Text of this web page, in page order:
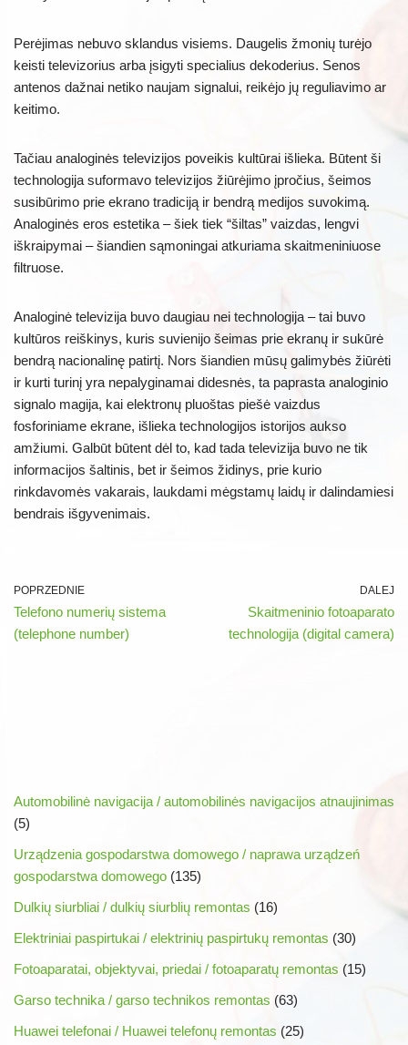
Perėjimas nebuvo sklandus visiems. Daugelis žmonių turėjo
keisti televizorius arba įsigyti specialius dekoderius. Senos
antenos dažnai netiko naujam signalui, reikėjo jų reguliavimo ar
keitimo.
Tačiau analoginės televizijos poveikis kultūrai išlieka. Būtent ši
technologija suformavo televizijos žiūrėjimo įpročius, šeimos
susibūrimo prie ekrano tradiciją ir bendrą medijos suvokimą.
Analoginės eros estetika – šiek tiek “šiltas” vaizdas, lengvi
iškraipymai – šiandien sąmoningai atkuriama skaitmeniniuose
filtruose.
Analoginė televizija buvo daugiau nei technologija – tai buvo
kultūros reiškinys, kuris suvienijo šeimas prie ekranų ir sukūrė
bendrą nacionalinę patirtį. Nors šiandien mūsų galimybės žiūrėti
ir kurti turinį yra nepalyginamai didesnės, ta paprasta analoginio
signalo magija, kai elektronų pluoštas piešė vaizdus
fosforiniame ekrane, išlieka technologijos istorijos aukso
amžiumi. Galbūt būtent dėl to, kad tada televizija buvo ne tik
informacijos šaltinis, bet ir šeimos židinys, prie kurio
rinkdavomės vakarais, laukdami mėgstamų laidų ir dalindamiesi
bendrais išgyvenimais.
POPRZEDNIE
Telefono numerių sistema
(telephone number)
DALEJ
Skaitmeninio fotoaparato
technologija (digital camera)
Automobilinė navigacija / automobilinės navigacijos atnaujinimas
(5)
Urządzenia gospodarstwa domowego / naprawa urządzeń
gospodarstwa domowego (135)
Dulkių siurbliai / dulkių siurblių remontas (16)
Elektriniai paspirtukai / elektrinių paspirtukų remontas (30)
Fotoaparatai, objektyvai, priedai / fotoaparatų remontas (15)
Garso technika / garso technikos remontas (63)
Huawei telefonai / Huawei telefonų remontas (25)